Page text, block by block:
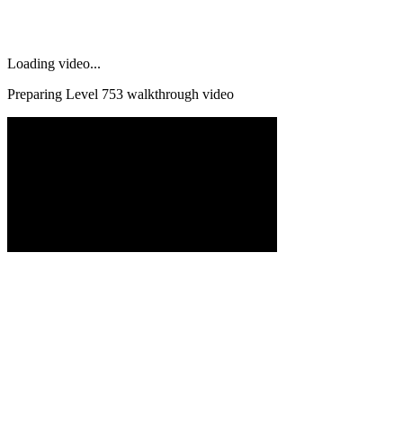
Loading video...
Preparing Level 753 walkthrough video